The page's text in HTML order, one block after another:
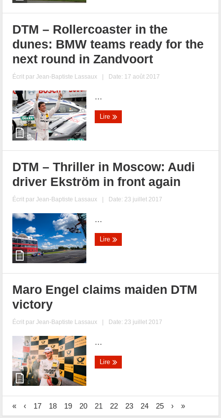
DTM – Rollercoaster in the
dunes: BMW teams ready for the
next round in Zandvoort
Écrit parJean-Baptiste Lassaux | Date: 17 août 2017
...
Lire
DTM – Thriller in Moscow: Audi
driver Ekström in front again
Écrit parJean-Baptiste Lassaux | Date: 23 juillet 2017
...
Lire
Maro Engel claims maiden DTM
victory
Écrit parJean-Baptiste Lassaux | Date: 23 juillet 2017
...
Lire
« ‹ 17 18 19 20 21 22 23 24 25 › »